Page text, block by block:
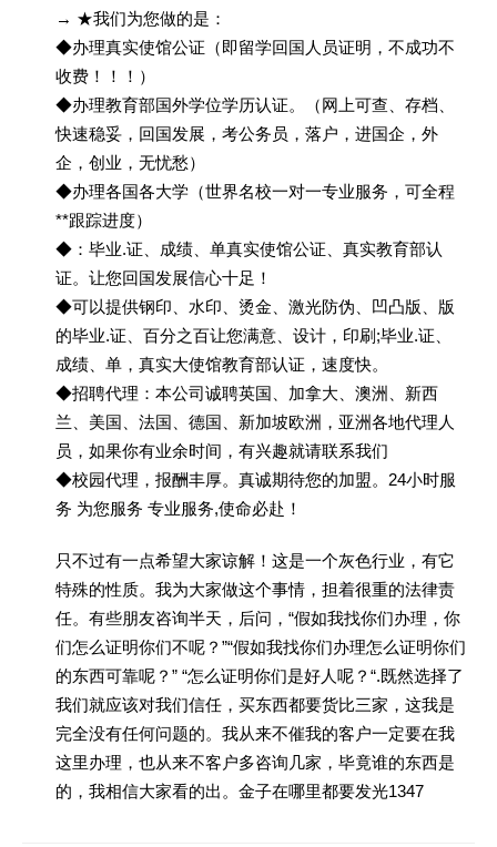
→ ★我们为您做的是：
◆办理真实使馆公证（即留学回国人员证明，不成功不
收费！！！）
◆办理教育部国外学位学历认证。（网上可查、存档、
快速稳妥，回国发展，考公务员，落户，进国企，外
企，创业，无忧愁）
◆办理各国各大学（世界名校一对一专业服务，可全程
**跟踪进度）
◆：毕业.证、成绩、单真实使馆公证、真实教育部认
证。让您回国发展信心十足！
◆可以提供钢印、水印、烫金、激光防伪、凹凸版、版
的毕业.证、百分之百让您满意、设计，印刷;毕业.证、
成绩、单，真实大使馆教育部认证，速度快。
◆招聘代理：本公司诚聘英国、加拿大、澳洲、新西
兰、美国、法国、德国、新加坡欧洲，亚洲各地代理人
员，如果你有业余时间，有兴趣就请联系我们
◆校园代理，报酬丰厚。真诚期待您的加盟。24小时服
务 为您服务 专业服务,使命必赴！
只不过有一点希望大家谅解！这是一个灰色行业，有它
特殊的性质。我为大家做这个事情，担着很重的法律责
任。有些朋友咨询半天，后问，“假如我找你们办理，你
们怎么证明你们不呢？”“假如我找你们办理怎么证明你们
的东西可靠呢？” “怎么证明你们是好人呢？“.既然选择了
我们就应该对我们信任，买东西都要货比三家，这我是
完全没有任何问题的。我从来不催我的客户一定要在我
这里办理，也从来不客户多咨询几家，毕竟谁的东西是
的，我相信大家看的出。金子在哪里都要发光1347